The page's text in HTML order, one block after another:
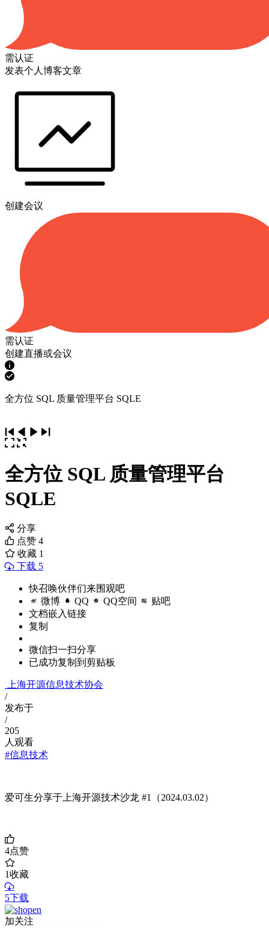
需认证
发表个人博客文章
创建会议
需认证
创建直播或会议
全方位 SQL 质量管理平台 SQLE
全方位 SQL 质量管理平台
SQLE
分享
点赞 4
收藏 1
下载 5
快召唤伙伴们来围观吧
微博 QQ QQ空间 贴吧
文档嵌入链接
复制
微信扫一扫分享
已成功复制到剪贴板
上海开源信息技术协会
/
发布于
/
205
人观看
#信息技术
爱可生分享于上海开源技术沙龙 #1（2024.03.02）
4点赞
1收藏
5下载
加关注